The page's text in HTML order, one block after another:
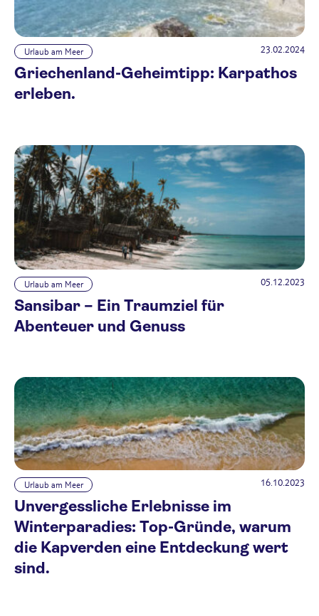
Urlaub am Meer 23.02.2024
Griechenland-Geheimtipp: Karpathos
erleben.
Urlaub am Meer 05.12.2023
Sansibar – Ein Traumziel für
Abenteuer und Genuss
Urlaub am Meer 16.10.2023
Unvergessliche Erlebnisse im
Winterparadies: Top-Gründe, warum
die Kapverden eine Entdeckung wert
sind.